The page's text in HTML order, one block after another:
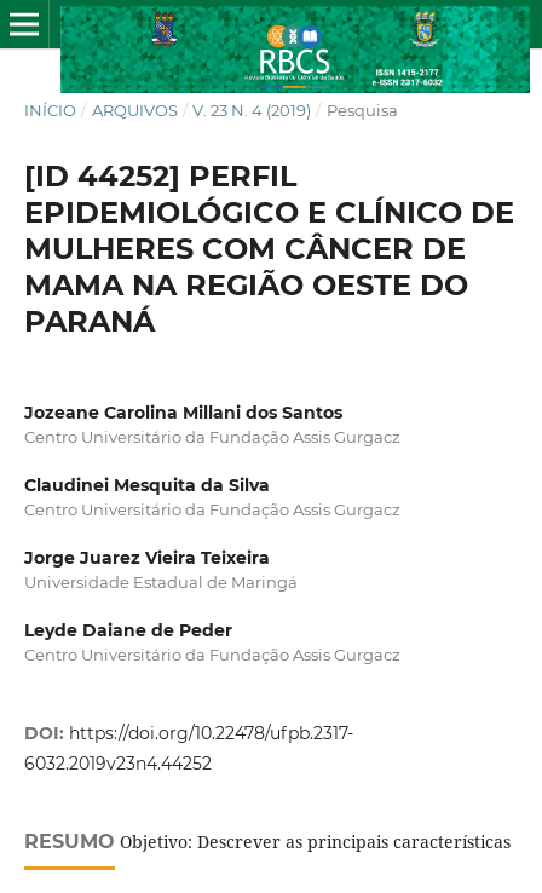
INÍCIO / ARQUIVOS / V. 23 N. 4 (2019) / Pesquisa
[ID 44252] PERFIL
EPIDEMIOLÓGICO E CLÍNICO DE
MULHERES COM CÂNCER DE
MAMA NA REGIÃO OESTE DO
PARANÁ
Jozeane Carolina Millani dos Santos
Centro Universitário da Fundação Assis Gurgacz
Claudinei Mesquita da Silva
Centro Universitário da Fundação Assis Gurgacz
Jorge Juarez Vieira Teixeira
Universidade Estadual de Maringá
Leyde Daiane de Peder
Centro Universitário da Fundação Assis Gurgacz
DOI: https://doi.org/10.22478/ufpb.2317-
6032.2019v23n4.44252
RESUMO Objetivo: Descrever as principais características